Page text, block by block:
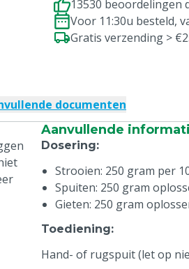
13530 beoordelingen
Voor 11:30u besteld,
Gratis verzending >
documenten
Aanvullende
Dosering:
Strooien: 250 gram per
Spuiten: 250 gram
Gieten: 250 gram
Toediening:
Hand- of rugspuit (let op